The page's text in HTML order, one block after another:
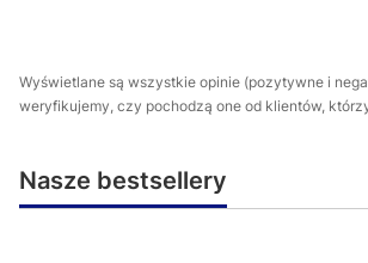
Wyświetlane są wszystkie opinie (pozytywne i
weryfikujemy, czy pochodzą one od klientów,
Nasze bestsellery